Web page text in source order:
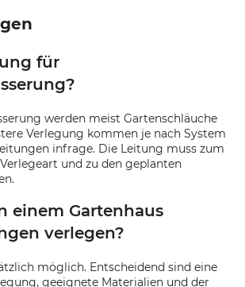
für
werden meist Gartenschläuche
Verlegung kommen je nach System
infrage. Die Leitung muss zum
und zu den geplanten
einem Gartenhaus
verlegen?
möglich. Entscheidend sind eine
geeignete Materialien und der